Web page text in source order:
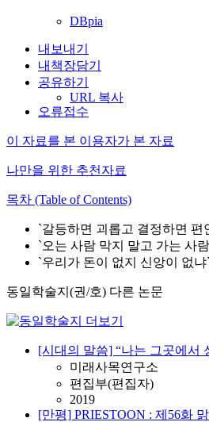
DBpia
내보내기
내책장담기
공유하기
URL 복사
오류접수
이 자료를 본 이용자가 본 자료
나만을 위한 추천자료
목차 (Table of Contents)
`갈등하면 괴롭고 결정하면
`오는 사람 막지 말고 가는 사
`우리가 돈이 없지 신앙이 없
동일학술지(권/호) 다른 논문
[시대의 말씀] “나는 그곳에서
미래사목연구소
편집부(편집자)
2019
[만평] PRIESTOON : 제56화